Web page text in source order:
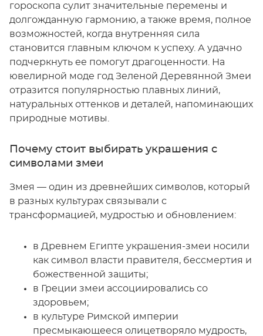
гороскопа сулит значительные перемены и
долгожданную гармонию, а также время, полное
возможностей, когда внутренняя сила
становится главным ключом к успеху. А удачно
подчеркнуть ее помогут драгоценности. На
ювелирной моде год Зеленой Деревянной Змеи
отразится популярностью плавных линий,
натуральных оттенков и деталей, напоминающих
природные мотивы.
Почему стоит выбирать украшения с
символами змеи
Змея — один из древнейших символов, который
в разных культурах связывали с
трансформацией, мудростью и обновлением:
в Древнем Египте украшения-змеи носили
как символ власти правителя, бессмертия и
божественной защиты;
в Греции змеи ассоциировались со
здоровьем;
в культуре Римской империи
пресмыкающееся олицетворяло мудрость,